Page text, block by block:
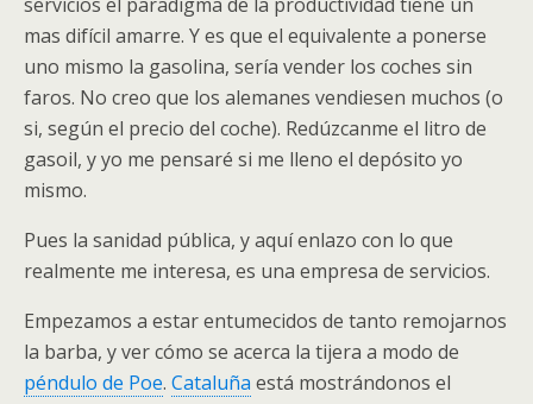
mas difícil amarre. Y es que el equivalente a ponerse
uno mismo la gasolina, sería vender los coches sin
faros. No creo que los alemanes vendiesen muchos (o
si, según el precio del coche). Redúzcanme el litro de
gasoil, y yo me pensaré si me lleno el depósito yo
mismo.
Pues la sanidad pública, y aquí enlazo con lo que
realmente me interesa, es una empresa de servicios.
Empezamos a estar entumecidos de tanto remojarnos
la barba, y ver cómo se acerca la tijera a modo de
péndulo de Poe. Cataluña está mostrándonos el